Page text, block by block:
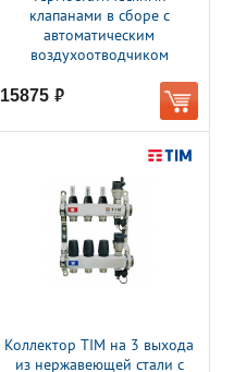
клапанами в сборе с
автоматическим
воздухоотводчиком
15875 руб.
Коллектор TIM на 3 выхода
из нержавеющей стали с